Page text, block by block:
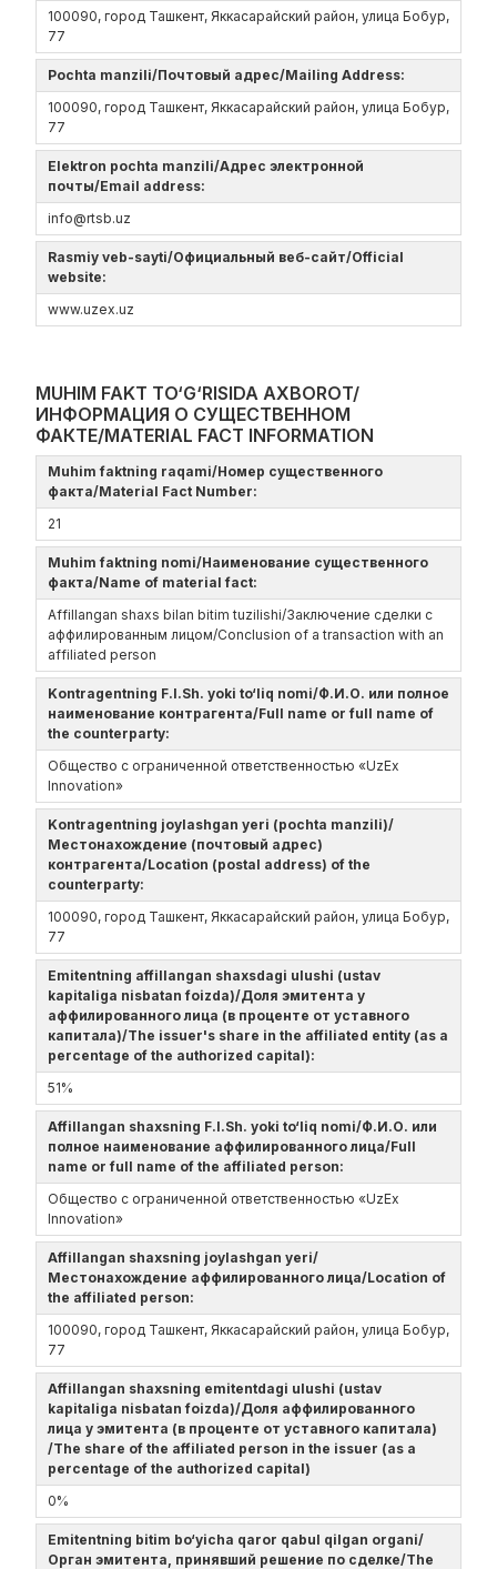
100090, город Ташкент, Яккасарайский район, улица Бобур,
77
Pochta manzili/Почтовый адрес/Mailing Address:
100090, город Ташкент, Яккасарайский район, улица Бобур,
77
Elektron pochta manzili/Адрес электронной
почты/Email address:
info@rtsb.uz
Rasmiy veb-sayti/Официальный веб-сайт/Official
website:
www.uzex.uz
MUHIM FAKT TO‘G‘RISIDA AXBOROT/
ИНФОРМАЦИЯ О СУЩЕСТВЕННОМ
ФАКТЕ/MATERIAL FACT INFORMATION
Muhim faktning raqami/Номер существенного
факта/Material Fact Number:
21
Muhim faktning nomi/Наименование существенного
факта/Name of material fact:
Affillangan shaxs bilan bitim tuzilishi/Заключение сделки с
аффилированным лицом/Conclusion of a transaction with an
affiliated person
Kontragentning F.I.Sh. yoki to‘liq nomi/Ф.И.О. или полное
наименование контрагента/Full name or full name of
the counterparty:
Общество с ограниченной ответственностью «UzEx
Innovation»
Kontragentning joylashgan yeri (pochta manzili)/
Местонахождение (почтовый адрес)
контрагента/Location (postal address) of the
counterparty:
100090, город Ташкент, Яккасарайский район, улица Бобур,
77
Emitentning affillangan shaxsdagi ulushi (ustav
kapitaliga nisbatan foizda)/Доля эмитента у
аффилированного лица (в проценте от уставного
капитала)/The issuer's share in the affiliated entity (as a
percentage of the authorized capital):
51%
Affillangan shaxsning F.I.Sh. yoki to‘liq nomi/Ф.И.О. или
полное наименование аффилированного лица/Full
name or full name of the affiliated person:
Общество с ограниченной ответственностью «UzEx
Innovation»
Affillangan shaxsning joylashgan yeri/
Местонахождение аффилированного лица/Location of
the affiliated person:
100090, город Ташкент, Яккасарайский район, улица Бобур,
77
Affillangan shaxsning emitentdagi ulushi (ustav
kapitaliga nisbatan foizda)/Доля аффилированного
лица у эмитента (в проценте от уставного капитала)
/The share of the affiliated person in the issuer (as a
percentage of the authorized capital)
0%
Emitentning bitim bo‘yicha qaror qabul qilgan organi/
Орган эмитента, принявший решение по сделке/The